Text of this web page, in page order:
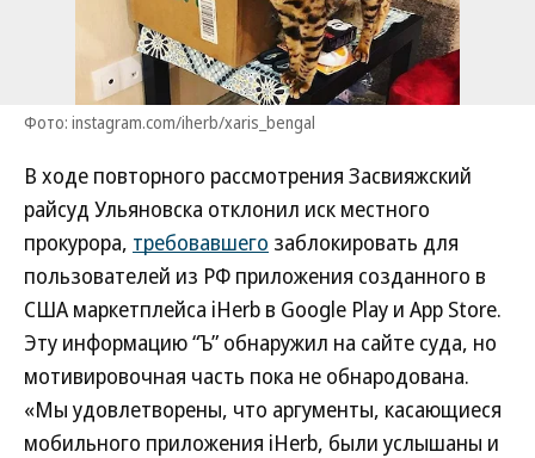
Фото: instagram.com/iherb/xaris_bengal
В ходе повторного рассмотрения Засвияжский
райсуд Ульяновска отклонил иск местного
прокурора, требовавшего заблокировать для
пользователей из РФ приложения созданного в
США маркетплейса iHerb в Google Play и App Store.
Эту информацию “Ъ” обнаружил на сайте суда, но
мотивировочная часть пока не обнародована.
«Мы удовлетворены, что аргументы, касающиеся
мобильного приложения iHerb, были услышаны и